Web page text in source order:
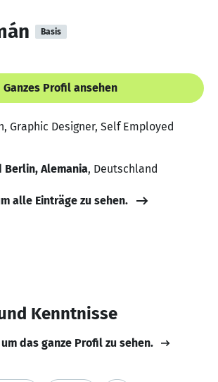
Basis
Ganzes Profil ansehen
Graphic Designer, Self Employed
Berlin, Alemania, Deutschland
alle Einträge zu sehen.
Kenntnisse
das ganze Profil zu sehen.